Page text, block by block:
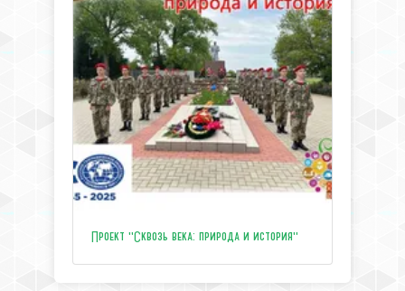
Проект "Сквозь века: природа и история"